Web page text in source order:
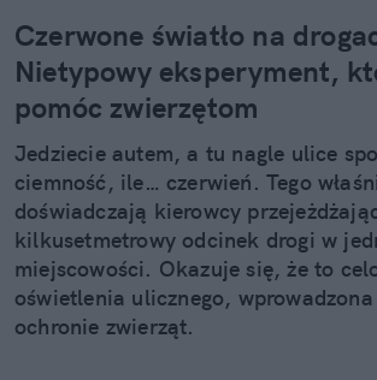
Czerwone światło na
Nietypowy eksperyment,
pomóc zwierzętom
Jedziecie autem, a tu nagle ulice
ciemność, ile… czerwień. Tego
doświadczają kierowcy
kilkusetmetrowy odcinek drogi w
miejscowości. Okazuje się, że to
oświetlenia ulicznego,
ochronie zwierząt.